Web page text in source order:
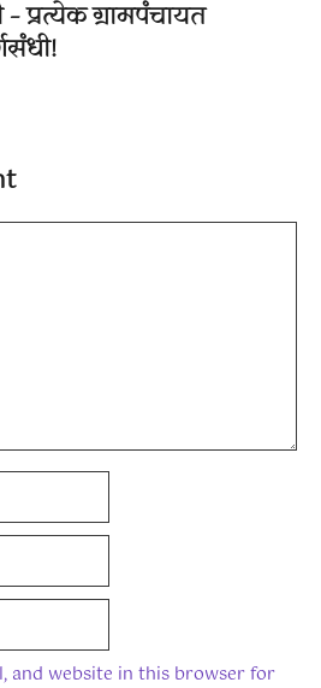
– प्रत्येक ग्रामपंचायत
and website in this browser for